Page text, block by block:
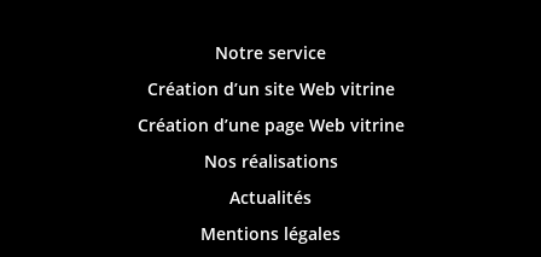
Notre service
Création d’un site Web vitrine
Création d’une page Web vitrine
Nos réalisations
Actualités
Mentions légales